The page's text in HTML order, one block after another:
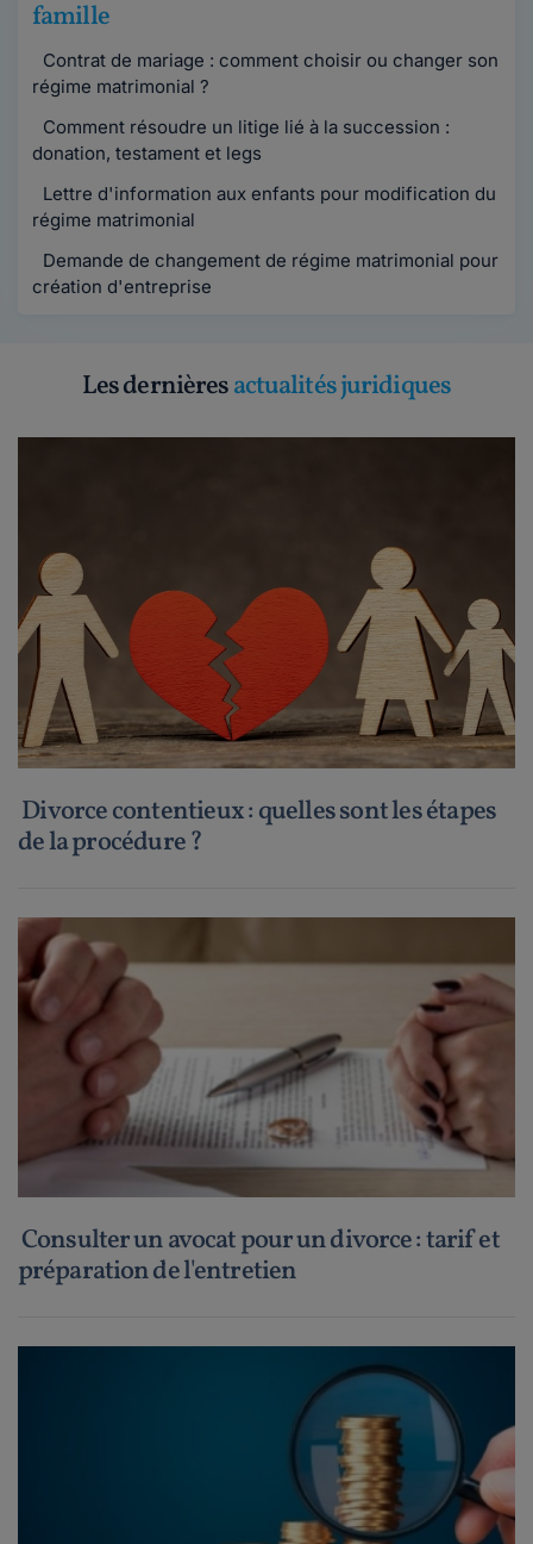
famille
Contrat de mariage : comment choisir ou changer son
régime matrimonial ?
Comment résoudre un litige lié à la succession :
donation, testament et legs
Lettre d'information aux enfants pour modification du
régime matrimonial
Demande de changement de régime matrimonial pour
création d'entreprise
Les dernièresactualités juridiques
Divorce contentieux : quelles sont les étapes
de la procédure ?
Consulter un avocat pour un divorce : tarif et
préparation de l'entretien